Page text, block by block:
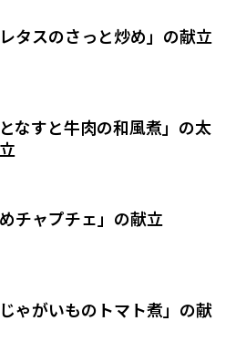
レタスのさっと炒め」の献立
となすと牛肉の和風煮」の太
めチャプチェ」の献立
じゃがいものトマト煮」の献